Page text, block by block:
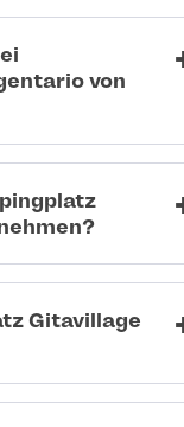
von
Gitavillage